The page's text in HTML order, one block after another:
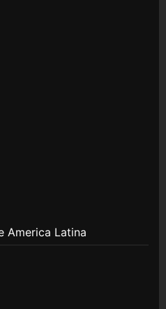
America Latina